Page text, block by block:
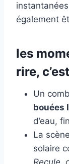
également
les
rire,
Un
bouées
d’eau,
La
solaire